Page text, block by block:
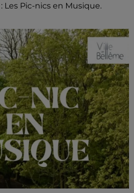
Les Pic-nics en Musique.